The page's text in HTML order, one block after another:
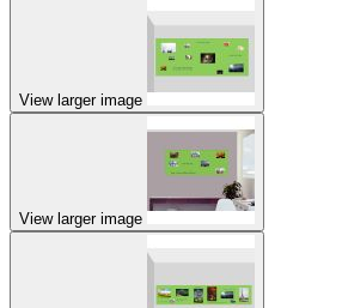
View larger image
View larger image